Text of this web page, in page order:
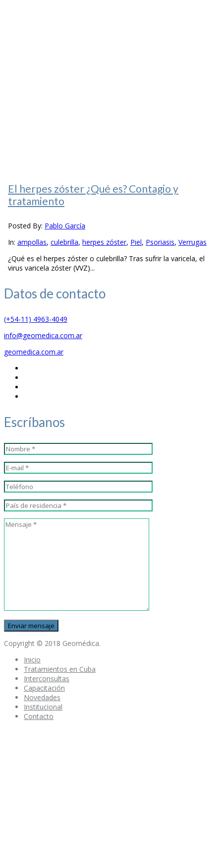
El herpes zóster ¿Qué es? Contagio y
tratamiento
Posted By: Pablo García
In: ampollas, culebrilla, herpes zóster, Piel, Psoriasis, Verrugas
¿Qué es el herpes zóster o culebrilla? Tras sufrir la varicela, el
virus varicela zóster (VVZ)...
Datos de contacto
(+54-11) 4963-4049
info@geomedica.com.ar
geomedica.com.ar
Escríbanos
Copyright © 2018 Geomédica.
Inicio
Tratamientos en Cuba
Interconsultas
Capacitación
Novedades
Institucional
Contacto